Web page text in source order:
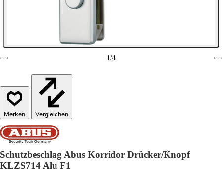
1/4
Vergleichen
Schutzbeschlag Abus Korridor Drücker/Knopf
KLZS714 Alu F1